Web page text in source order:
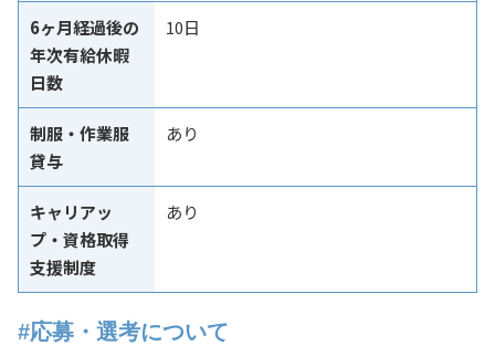
6ヶ月経過後の
年次有給休暇
日数
10日
制服・作業服
貸与
あり
キャリアッ
プ・資格取得
支援制度
あり
#応募・選考について